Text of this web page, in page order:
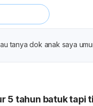
tanya dok anak saya
5 tahun batuk tapi